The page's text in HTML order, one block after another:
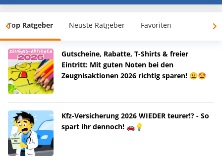
Top Ratgeber Neuste Ratgeber Favoriten
Gutscheine, Rabatte, T-Shirts & freier
Eintritt: Mit guten Noten bei den
Zeugnisaktionen 2026 richtig sparen! 😀🤩
Kfz-Versicherung 2026 WIEDER teurer!? - So
spart ihr dennoch! 🚗💡